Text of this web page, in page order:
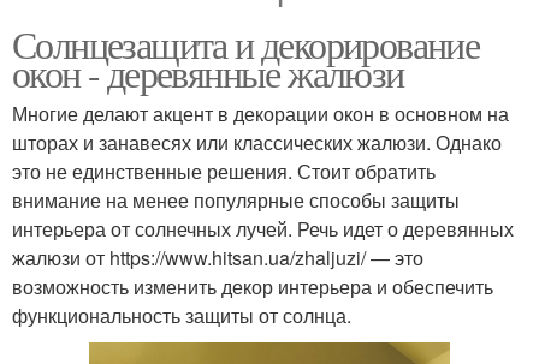
Солнцезащита и декорирование
окон - деревянные жалюзи
Многие делают акцент в декорации окон в основном на
шторах и занавесях или классических жалюзи. Однако
это не единственные решения. Стоит обратить
внимание на менее популярные способы защиты
интерьера от солнечных лучей. Речь идет о деревянных
жалюзи от https://www.hitsan.ua/zhaljuzi/ — это
возможность изменить декор интерьера и обеспечить
функциональность защиты от солнца.